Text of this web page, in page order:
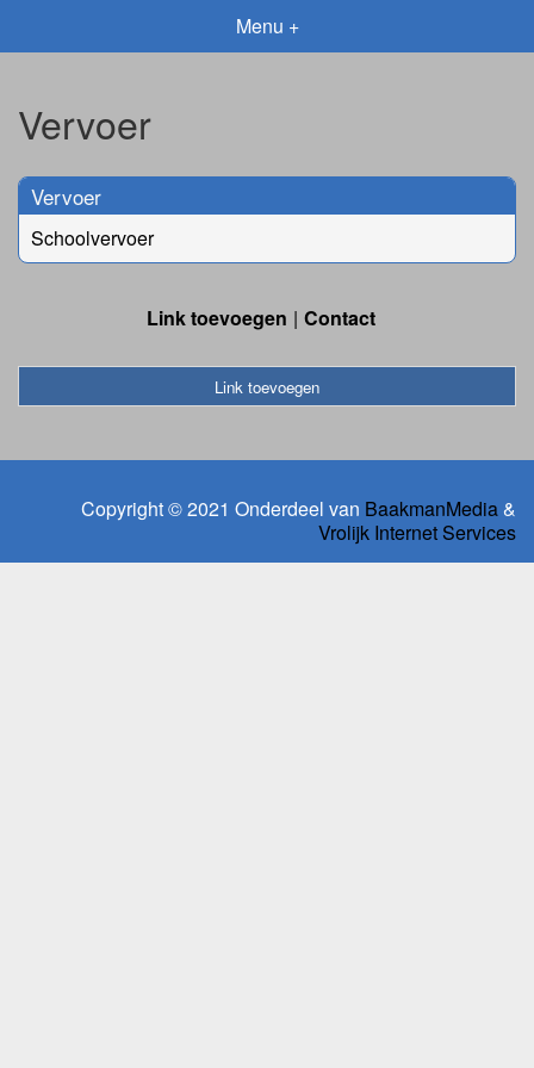
Menu +
Vervoer
Vervoer
Schoolvervoer
Link toevoegen Contact
Link toevoegen
Copyright © 2021 Onderdeel van BaakmanMedia&
Vrolijk Internet Services